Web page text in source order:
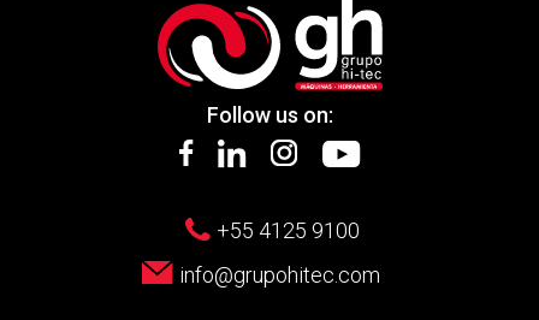
Follow us on:
+55 4125 9100
info@grupohitec.com